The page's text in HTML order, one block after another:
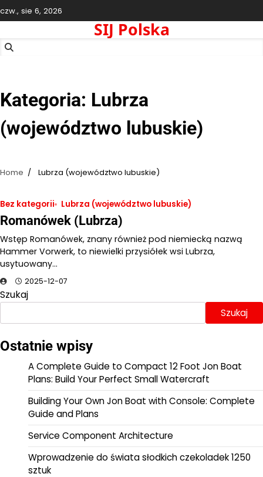
Skip
to
czw., sie 6, 2026
SIJ Polska
Kategoria: Lubrza
(województwo lubuskie)
Home Lubrza (województwo lubuskie)
Bez kategorii Lubrza (województwo lubuskie)
Romanówek (Lubrza)
Wstęp Romanówek, znany również pod niemiecką nazwą
Hammer Vorwerk, to niewielki przysiółek wsi Lubrza,
usytuowany…
2025-12-07
Szukaj
Szukaj
Ostatnie wpisy
A Complete Guide to Compact 12 Foot Jon Boat
Plans: Build Your Perfect Small Watercraft
Building Your Own Jon Boat with Console: Complete
Guide and Plans
Service Component Architecture
Wprowadzenie do świata słodkich czekoladek 1250
sztuk